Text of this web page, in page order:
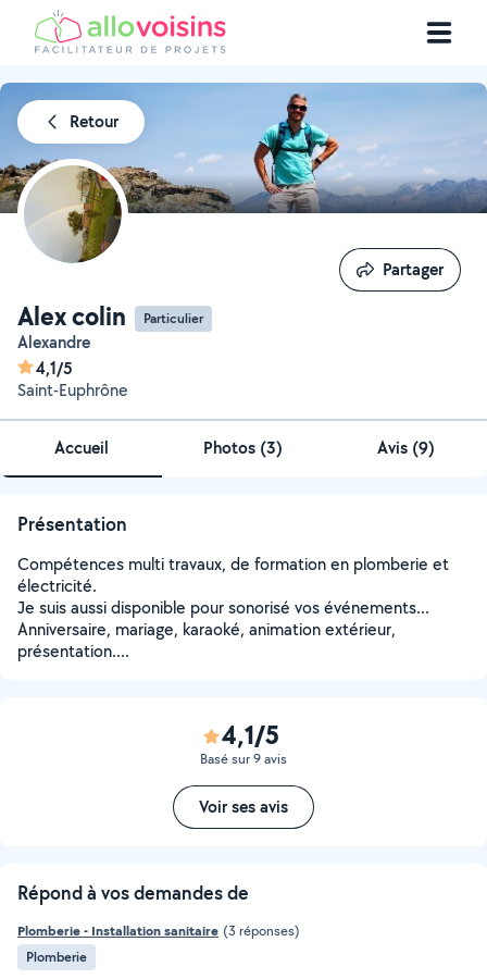
Retour
Alex colin Particulier
Alexandre
4,1/5
Saint-Euphrône
Partager
Partager
Accueil Photos (3) Avis (9)
Présentation
Compétences multi travaux, de formation en plomberie et
électricité.
Je suis aussi disponible pour sonorisé vos événements...
Anniversaire, mariage, karaoké, animation extérieur,
présentation....
4,1/5
Basé sur 9 avis
Voir ses avis
Répond à vos demandes de
Plomberie - Installation sanitaire (3 réponses)
Plomberie